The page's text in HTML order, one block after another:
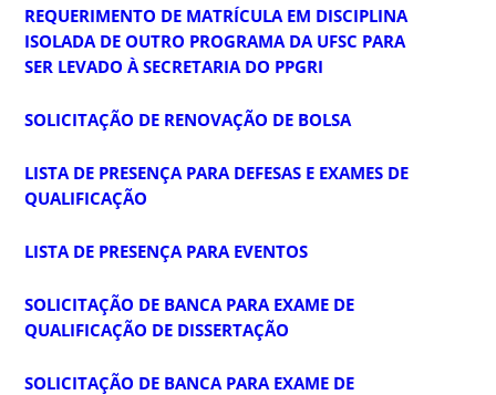
REQUERIMENTO DE MATRÍCULA EM DISCIPLINA
ISOLADA DE OUTRO PROGRAMA DA UFSC PARA
SER LEVADO À SECRETARIA DO PPGRI
SOLICITAÇÃO DE RENOVAÇÃO DE BOLSA
LISTA DE PRESENÇA PARA DEFESAS E EXAMES DE
QUALIFICAÇÃO
LISTA DE PRESENÇA PARA EVENTOS
SOLICITAÇÃO DE BANCA PARA EXAME DE
QUALIFICAÇÃO DE DISSERTAÇÃO
SOLICITAÇÃO DE BANCA PARA EXAME DE